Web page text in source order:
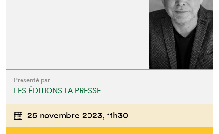
Présenté par
LES ÉDITIONS LA PRESSE
25 novembre 2023, 11h30